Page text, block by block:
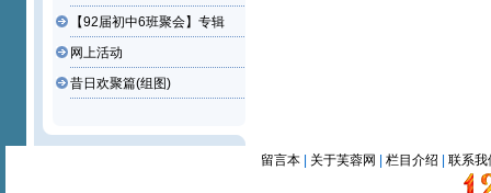
【92届初中6班聚会】专辑
网上活动
昔日欢聚篇(组图)
留言本| 关于芙蓉网 栏目介绍 联系我